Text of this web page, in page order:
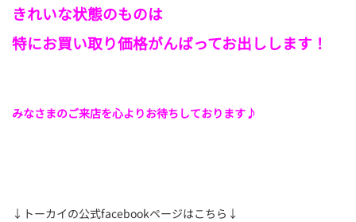
きれいな状態のものは
特にお買い取り価格がんばってお出しします！
みなさまのご来店を心よりお待ちしております♪
↓トーカイの公式facebookページはこちら↓